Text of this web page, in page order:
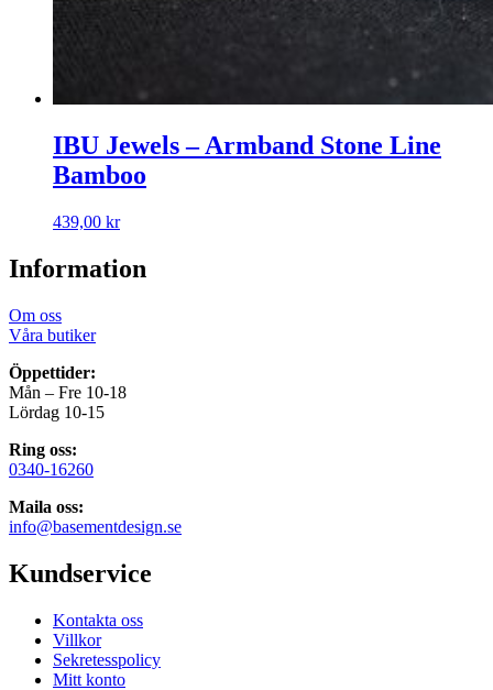
IBU Jewels – Armband Stone Line
Bamboo
439,00 kr
Information
Om oss
Våra butiker
Öppettider:
Mån – Fre 10-18
Lördag 10-15
Ring oss:
0340-16260
Maila oss:
info@basementdesign.se
Kundservice
Kontakta oss
Villkor
Sekretesspolicy
Mitt konto